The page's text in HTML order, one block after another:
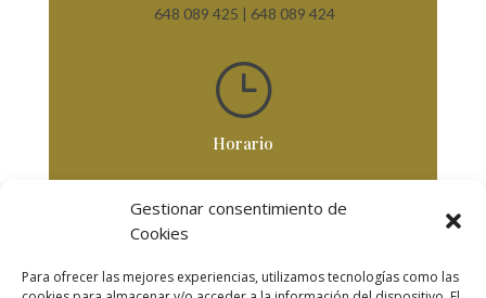
Gestionar consentimiento de
Cookies
Para ofrecer las mejores experiencias, utilizamos tecnologías como las
648 089 425 | 648 089 424
}
Horario